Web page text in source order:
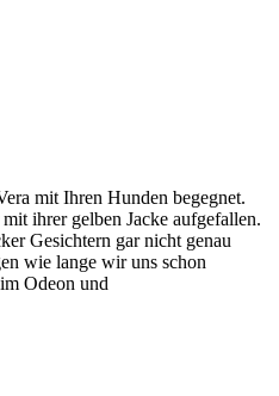
mit Ihren Hunden begegnet.
ihrer gelben Jacke aufgefallen.
Gesichtern gar nicht genau
wie lange wir uns schon
Odeon und